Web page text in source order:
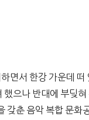
면서 한강 가운데 떠
으나 반대에 부딪
갖춘 음악 복합 문화